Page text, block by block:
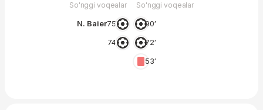
So'nggi voqealar
N. Baier75′
74′
So'nggi voqealar
90′
72′
53′